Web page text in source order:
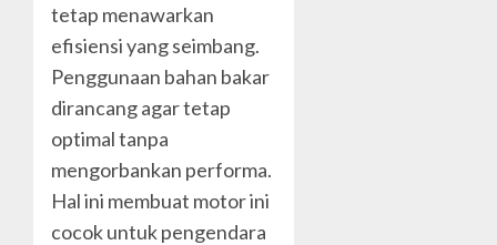
tetap menawarkan
efisiensi yang seimbang.
Penggunaan bahan bakar
dirancang agar tetap
optimal tanpa
mengorbankan performa.
Hal ini membuat motor ini
cocok untuk pengendara